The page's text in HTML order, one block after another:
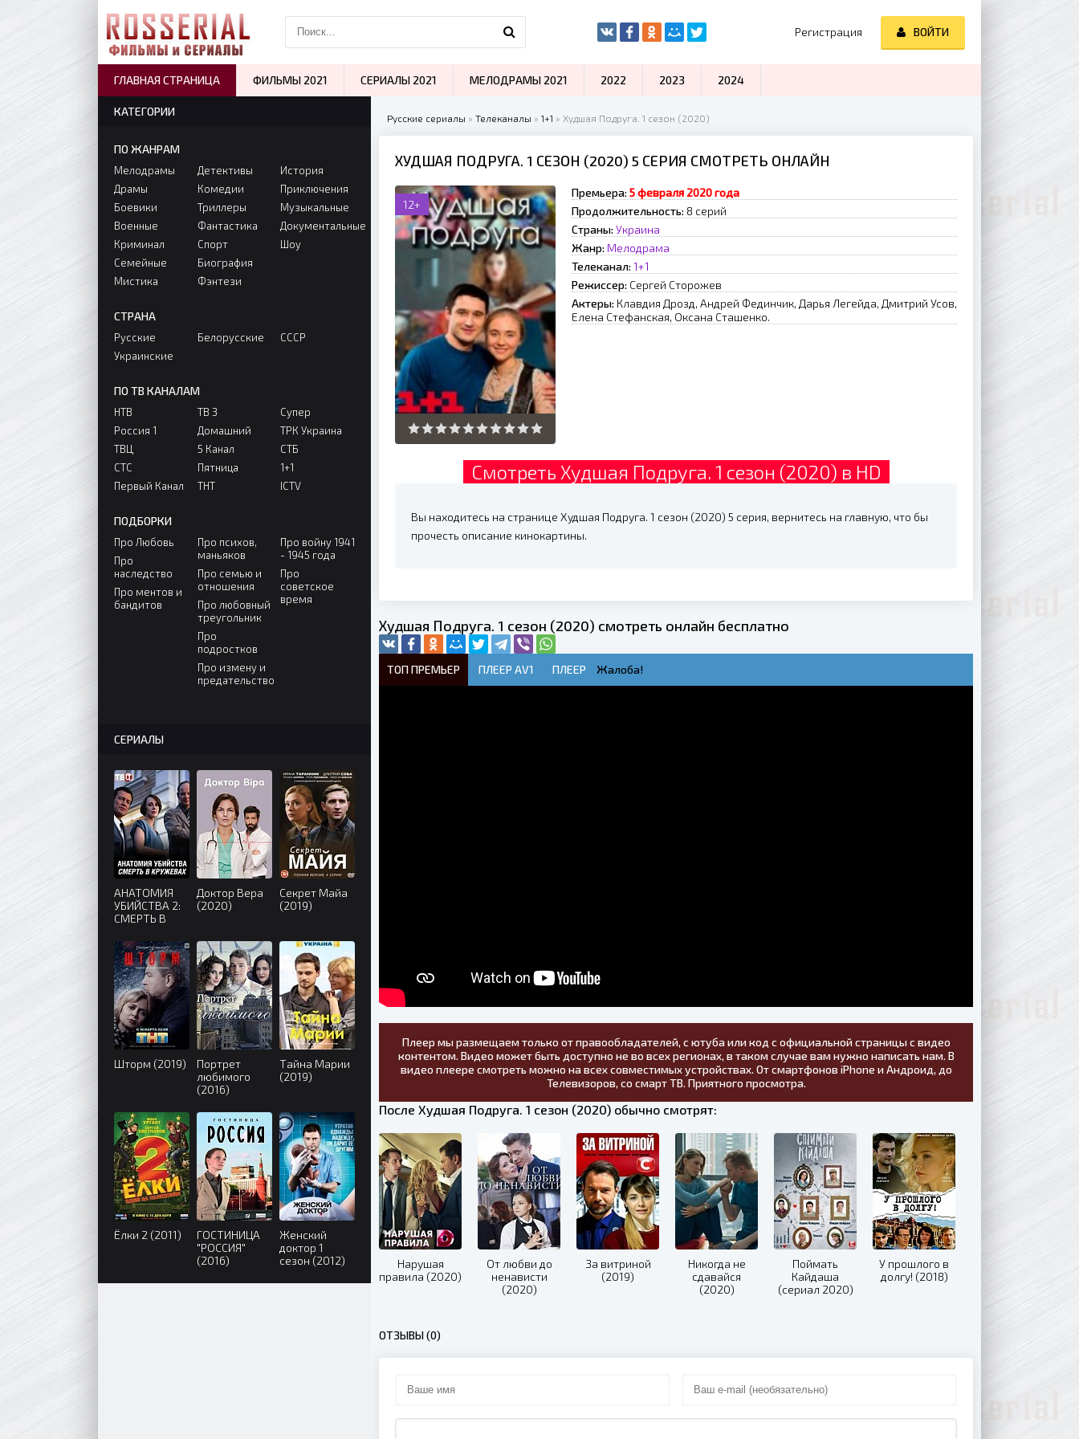
Русские сериалы » Телеканалы » 1+1 » Худшая Подруга. 1 сезон (2020)
ХУДШАЯ ПОДРУГА. 1 СЕЗОН (2020) 5 СЕРИЯ СМОТРЕТЬ ОНЛАЙН
12+
Премьера: 5 февраля 2020 года
Продолжительность: 8 серий
Страны: Украина
Жанр: Мелодрама
Телеканал: 1+1
Режиссер: Сергей Сторожев
Актеры: Клавдия Дрозд, Андрей Фединчик, Дарья Легейда, Дмитрий Усов,
Елена Стефанская, Оксана Сташенко.
Смотреть Худшая Подруга. 1 сезон (2020) в HD
Вы находитесь на странице Худшая Подруга. 1 сезон (2020) 5 серия, вернитесь на главную, что бы
прочесть описание кинокартины.
Худшая Подруга. 1 сезон (2020) смотреть онлайн бесплатно
ТОП ПРЕМЬЕР ПЛЕЕР AV1 ПЛЕЕР Жалоба!
Плеер мы размещаем только от правообладателей, с ютуба или код с официальной страницы с видео
контентом. Видео может быть доступно не во всех регионах, в таком случае вам нужно написать нам. В
видео плеере смотреть можно на всех совместимых устройствах. От смартфонов iPhone и Андроид, до
Телевизоров, со смарт ТВ. Приятного просмотра.
После Худшая Подруга. 1 сезон (2020) обычно смотрят:
Нарушая
правила (2020)
От любви до
ненависти
(2020)
За витриной
(2019)
Никогда не
сдавайся
(2020)
Поймать
Кайдаша
(сериал 2020)
У прошлого в
долгу! (2018)
ОТЗЫВЫ (0)
КАТЕГОРИИ
ПО ЖАНРАМ
Мелодрамы
Драмы
Боевики
Военные
Криминал
Семейные
Мистика
Детективы
Комедии
Триллеры
Фантастика
Спорт
Биография
Фэнтези
История
Приключения
Музыкальные
Документальные
Шоу
СТРАНА
Русские
Украинские
Белорусские СССР
ПО ТВ КАНАЛАМ
НТВ
Россия 1
ТВЦ
СТС
Первый Канал
ТВ 3
Домашний
5 Канал
Пятница
ТНТ
Супер
ТРК Украина
СТБ
1+1
ICTV
ПОДБОРКИ
Про Любовь
Про
наследство
Про ментов и
бандитов
Про психов,
маньяков
Про семью и
отношения
Про любовный
треугольник
Про
подростков
Про измену и
предательство
Про войну 1941
- 1945 года
Про
советское
время
СЕРИАЛЫ
АНАТОМИЯ
УБИЙСТВА 2:
СМЕРТЬ В
(2019)
Доктор Вера
(2020)
Секрет Майа
(2019)
Шторм (2019)
Портрет
любимого
(2016)
Тайна Марии
(2019)
Ёлки 2 (2011)
ГОСТИНИЦА
"РОССИЯ"
(2016)
Женский
доктор 1
сезон (2012)
Регистрация ВОЙТИ
ГЛАВНАЯ СТРАНИЦА ФИЛЬМЫ 2021 СЕРИАЛЫ 2021 МЕЛОДРАМЫ 2021 2022 2023 2024